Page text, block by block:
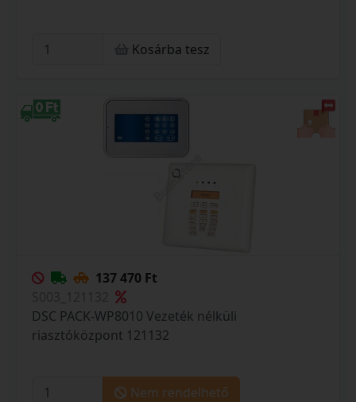
Kosárba tesz
137 470 Ft
DSC PACK-WP8010 Vezeték nélküli
riasztóközpont 121132
Nem rendelhető